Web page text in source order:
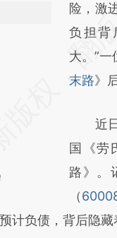
AI
成，可
对和校
险，激
负担背
大。”
末路》
近日
国《劳
路》。
（
计负债，背后隐